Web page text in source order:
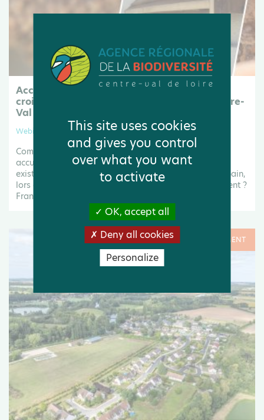
Accueillir la faune du bâti chez soi : regards
croisés naturalistes et architectes | FNE Centre-
Val de Loire
Webinaire
Comment rendre nos villes et nos habitations plus
accueillantes pour la biodiversité ? Quelles solutions
existent pour préserver la faune sauvage en milieu urbain,
lors de la construction ou de la rénovation d’un bâtiment ?
France Nature...
Le 07 Sep .26 ÉVÉNEMENT
This site uses cookies
and gives you control
over what you want
to activate
OK, accept all
Deny all cookies
Personalize